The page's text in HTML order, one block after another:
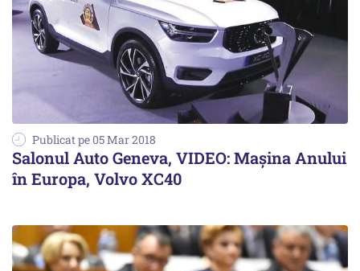
Publicat pe 05 Mar 2018
Salonul Auto Geneva, VIDEO: Maşina Anului
în Europa, Volvo XC40